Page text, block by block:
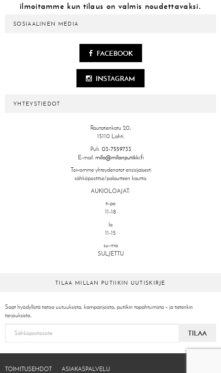
ilmoitamme kun tilaus on valmis noudettavaksi.
SOSIAALINEN MEDIA
FACEBOOK
INSTAGRAM
YHTEYSTIEDOT
Rautatienkatu 20,
15110 Lahti.
Puh. 03-7559733
E-mail. milla@millanputiikki.fi
Toivomme yhteydenotot ensisijaisesti
sähköpostitse/palautteen kautta.
AUKIOLOAJAT:
ti-pe
11-18
la
11-15
su-ma
SULJETTU
TILAA MILLAN PUTIIKIN UUTISKIRJE
Saat hyödyllistä tietoa uutuuksista, kampanjoista, putiikin tapahtumista – ja tietenkin
tarjouksista..
TILAA
TOIMITUSEHDOT ASIAKASPALVELU